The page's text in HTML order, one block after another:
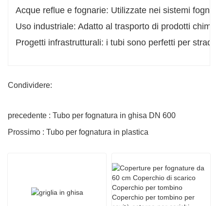
Acque reflue e fognarie: Utilizzate nei sistemi
Uso industriale: Adatto al trasporto di prodotti
Progetti infrastrutturali: i tubi sono perfetti per
Condividere:
precedente : Tubo per fognatura in ghisa DN 600
Prossimo : Tubo per fognatura in plastica